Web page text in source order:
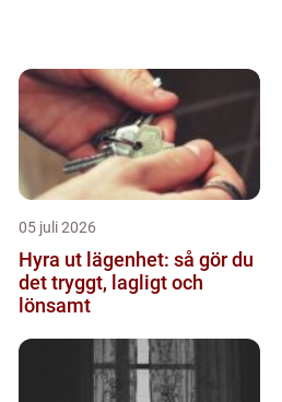
05 juli 2026
Hyra ut lägenhet: så gör du
det tryggt, lagligt och
lönsamt